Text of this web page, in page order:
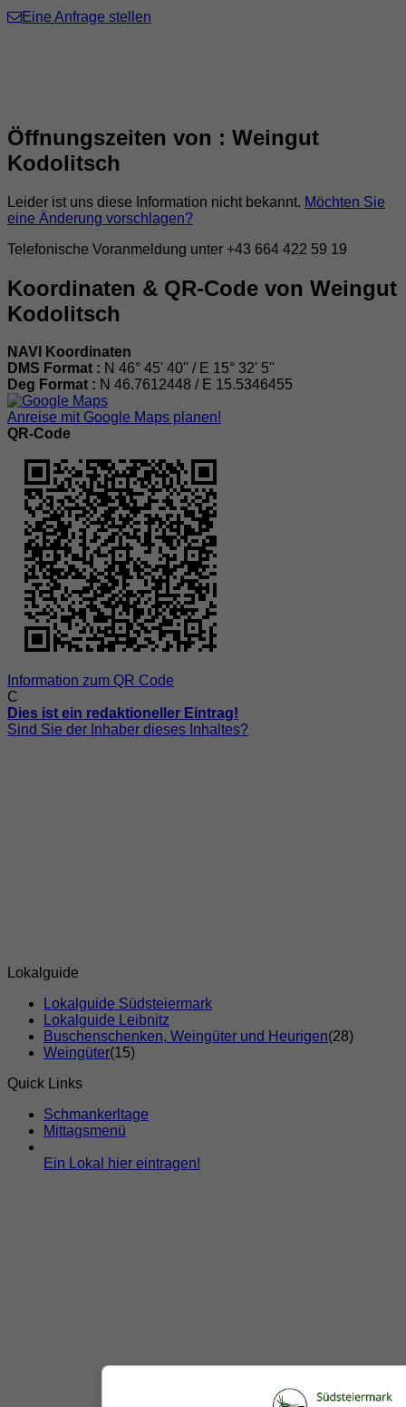
Eine Anfrage stellen
Öffnungszeiten von : Weingut
Kodolitsch
Leider ist uns diese Information nicht bekannt. Möchten Sie
eine Änderung vorschlagen?
Telefonische Voranmeldung unter +43 664 422 59 19
Koordinaten & QR-Code von Weingut
Kodolitsch
NAVI Koordinaten
DMS Format : N 46° 45' 40'' / E 15° 32' 5''
Deg Format : N 46.7612448 / E 15.5346455
Anreise mit Google Maps planen!
QR-Code
Information zum QR Code
C
Dies ist ein redaktioneller Eintrag!
Sind Sie der Inhaber dieses Inhaltes?
Lokalguide
Lokalguide Südsteiermark
Lokalguide Leibnitz
Buschenschenken, Weingüter und Heurigen(28)
Weingüter(15)
Quick Links
Schmankerltage
Mittagsmenü
Ein Lokal hier eintragen!